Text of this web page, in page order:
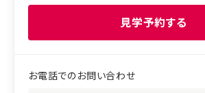
見学予約する